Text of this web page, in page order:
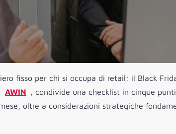
fisso per chi si occupa di retail: il Black
AWIN
, condivide una checklist in cinque
oltre a considerazioni strategiche